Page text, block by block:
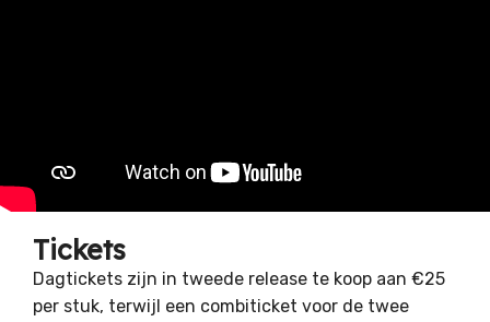
Tickets
Dagtickets zijn in tweede release te koop aan €25
per stuk, terwijl een combiticket voor de twee